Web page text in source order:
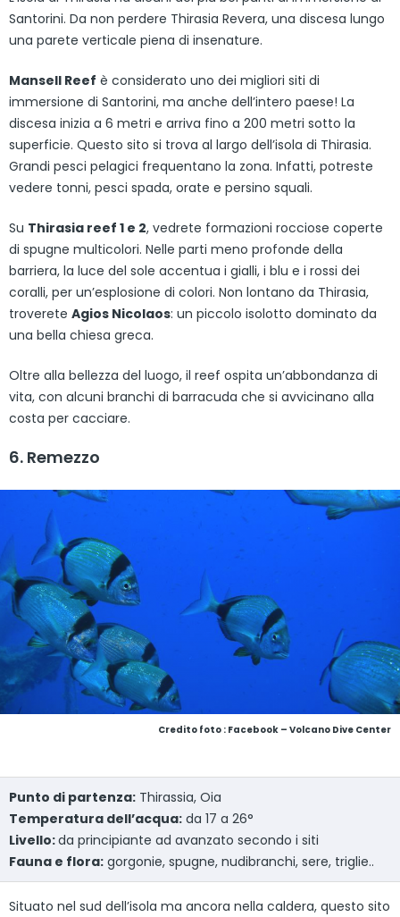
Santorini. Da non perdere Thirasia Revera, una discesa lungo
una parete verticale piena di insenature.
Mansell Reef è considerato uno dei migliori siti di
immersione di Santorini, ma anche dell’intero paese! La
discesa inizia a 6 metri e arriva fino a 200 metri sotto la
superficie. Questo sito si trova al largo dell’isola di Thirasia.
Grandi pesci pelagici frequentano la zona. Infatti, potreste
vedere tonni, pesci spada, orate e persino squali.
Su Thirasia reef 1 e 2, vedrete formazioni rocciose coperte
di spugne multicolori. Nelle parti meno profonde della
barriera, la luce del sole accentua i gialli, i blu e i rossi dei
coralli, per un’esplosione di colori. Non lontano da Thirasia,
troverete Agios Nicolaos: un piccolo isolotto dominato da
una bella chiesa greca.
Oltre alla bellezza del luogo, il reef ospita un’abbondanza di
vita, con alcuni branchi di barracuda che si avvicinano alla
costa per cacciare.
6. Remezzo
Credito foto : Facebook – Volcano Dive Center
Punto di partenza: Thirassia, Oia
Temperatura dell’acqua: da 17 a 26°
Livello:da principiante ad avanzato secondo i siti
Fauna e flora: gorgonie, spugne, nudibranchi, sere, triglie..
Situato nel sud dell’isola ma ancora nella caldera, questo sito